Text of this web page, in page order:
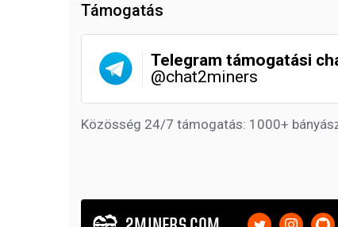
Támogatás
Telegram támogatási
@chat2miners
Közösség 24/7 támogatás: 1000+